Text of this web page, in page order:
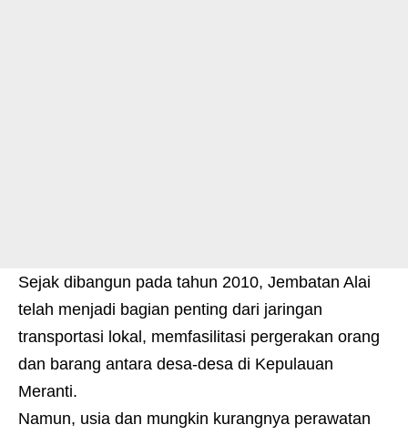
Sejak dibangun pada tahun 2010, Jembatan Alai
telah menjadi bagian penting dari jaringan
transportasi lokal, memfasilitasi pergerakan orang
dan barang antara desa-desa di Kepulauan
Meranti.
Namun, usia dan mungkin kurangnya perawatan